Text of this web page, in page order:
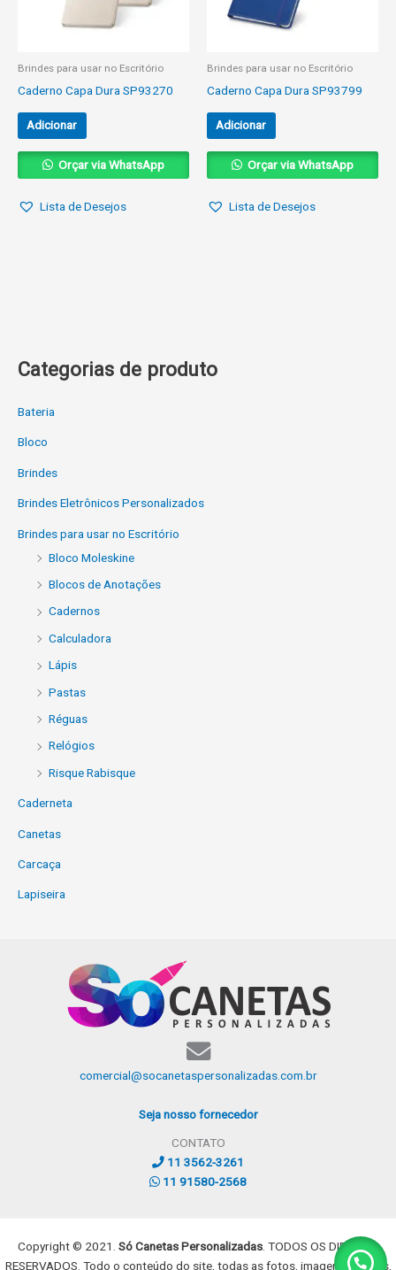
Categorias de produto
Bateria
Bloco
Brindes
Brindes Eletrônicos Personalizados
Brindes para usar no Escritório
Bloco Moleskine
Blocos de Anotações
Cadernos
Calculadora
Lápis
Pastas
Réguas
Relógios
Risque Rabisque
Caderneta
Canetas
Carcaça
Lapiseira
Brindes para usar no Escritório
Caderno Capa Dura SP93270
Adicionar
Orçar via WhatsApp
Lista de Desejos
Brindes para usar no Escritório
Caderno Capa Dura SP93799
Adicionar
Orçar via WhatsApp
Lista de Desejos
comercial@socanetaspersonalizadas.com.br
Seja nosso fornecedor
CONTATO
11 3562-3261
11 91580-2568
Copyright © 2021. Só Canetas Personalizadas . TODOS OS DIREITOS
RESERVADOS. Todo o conteúdo do site, todas as fotos, imagens, dizeres,